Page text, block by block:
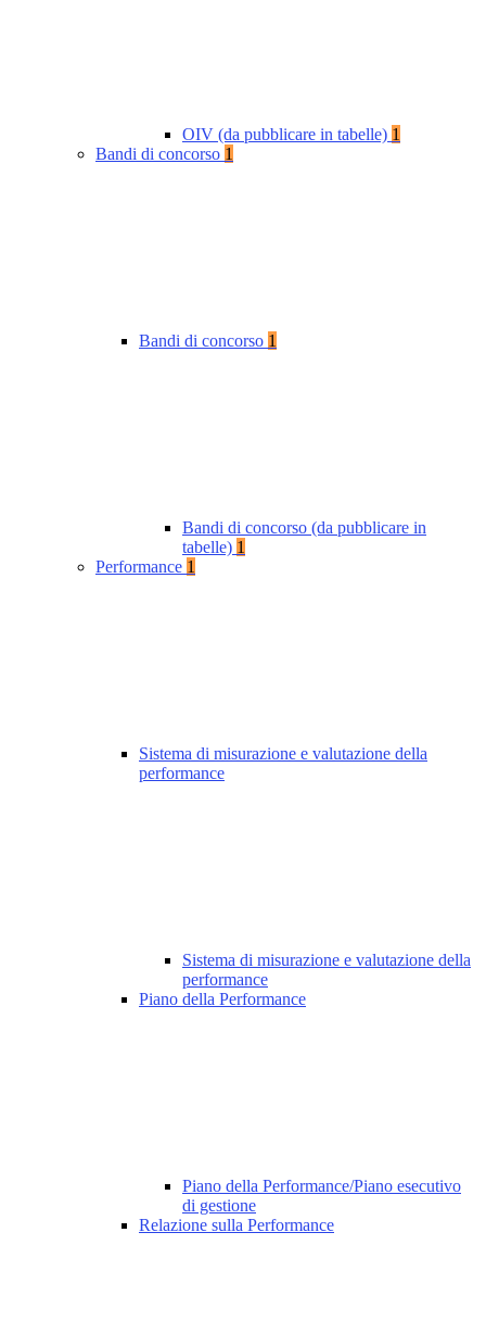
OIV (da pubblicare in tabelle) 1
Bandi di concorso 1
Bandi di concorso 1
Bandi di concorso (da pubblicare in
tabelle) 1
Performance 1
Sistema di misurazione e valutazione della
performance
Sistema di misurazione e valutazione della
performance
Piano della Performance
Piano della Performance/Piano esecutivo
di gestione
Relazione sulla Performance